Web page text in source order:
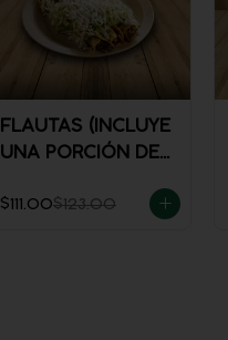
FLAUTAS (INCLUYE
UNA PORCIÓN DE
$111.00$123.00